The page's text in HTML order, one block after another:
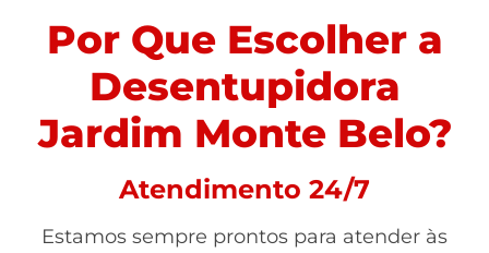
Por Que Escolher a
Desentupidora
Jardim Monte Belo?
Atendimento 24/7
Estamos sempre prontos para atender às